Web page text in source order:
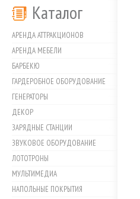
Каталог
АРЕНДА АТТРАКЦИОНОВ
АРЕНДА МЕБЕЛИ
БАРБЕКЮ
ГАРДЕРОБНОЕ ОБОРУДОВАНИЕ
ГЕНЕРАТОРЫ
ДЕКОР
ЗАРЯДНЫЕ СТАНЦИИ
ЗВУКОВОЕ ОБОРУДОВАНИЕ
ЛОТОТРОНЫ
МУЛЬТИМЕДИА
НАПОЛЬНЫЕ ПОКРЫТИЯ